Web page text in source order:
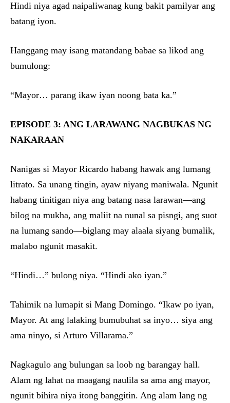
Hindi niya agad naipaliwanag kung bakit pamilyar ang
batang iyon.
Hanggang may isang matandang babae sa likod ang
bumulong:
“Mayor… parang ikaw iyan noong bata ka.”
EPISODE 3: ANG LARAWANG NAGBUKAS NG
NAKARAAN
Nanigas si Mayor Ricardo habang hawak ang lumang
litrato. Sa unang tingin, ayaw niyang maniwala. Ngunit
habang tinitigan niya ang batang nasa larawan—ang
bilog na mukha, ang maliit na nunal sa pisngi, ang suot
na lumang sando—biglang may alaala siyang bumalik,
malabo ngunit masakit.
“Hindi…” bulong niya. “Hindi ako iyan.”
Tahimik na lumapit si Mang Domingo. “Ikaw po iyan,
Mayor. At ang lalaking bumubuhat sa inyo… siya ang
ama ninyo, si Arturo Villarama.”
Nagkagulo ang bulungan sa loob ng barangay hall.
Alam ng lahat na maagang naulila sa ama ang mayor,
ngunit bihira niya itong banggitin. Ang alam lang ng